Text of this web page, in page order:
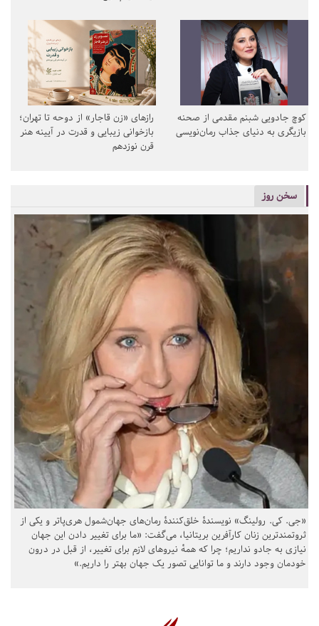
کوچ جادویی شبنم مقدمی از صحنه
بازیگری به دنیای جذاب رمان‌نویسی
رازهای «زن قاجار» از دوحه تا تهران؛
بازخوانی زیبایی و قدرت در آیینه هنر
قرن نوزدهم
سخن روز
«جی. کی. رولینگ» نویسندهٔ خلق‌کنندهٔ رمان‌های جهان‌شمول هری‌پاتر و یکی از
ثروتمندترین زنان کارآفرین بریتانیا، می‌گفت: «ما برای تغییر دادن این جهان
نیازی به جادو نداریم؛ چرا که همهٔ نیروهای لازم برای تغییر، از قبل در درون
خودمان وجود دارند و ما توانایی تصور یک جهان بهتر را داریم.»